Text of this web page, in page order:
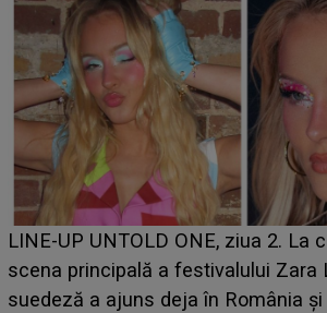
Ce a dezvăluit noua concurentă din
luat prin surprindere pe Emanuel.
BĂIATUL VIZAT de Alexandra?!